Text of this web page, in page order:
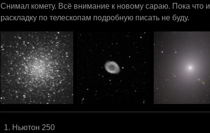
Снимал комету. Всё внимание к новому сараю. Пока что и
раскладку по телескопам подробную писать не буду.
Ньютон 250